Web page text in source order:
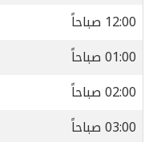
12:00 صباحاً
01:00 صباحاً
02:00 صباحاً
03:00 صباحاً